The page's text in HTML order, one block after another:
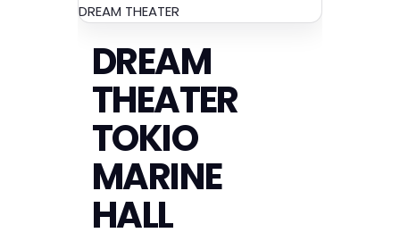
DREAM THEATER
DREAM
THEATER
TOKIO
MARINE
HALL